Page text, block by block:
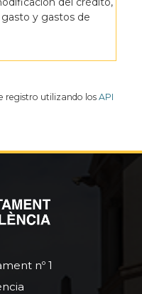
y gastos de
registro utilizando los API
nº 1